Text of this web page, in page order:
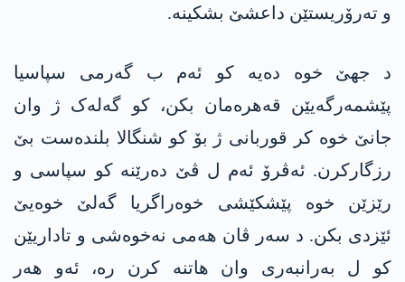
و ته‌رۆریستێن داعشێ بشکینە.
د جهێ خوە دەیە کو ئەم ب گەرمی سپاسیا
پێشمەرگەیێن قەهرەمان بکن، کو گەلەک ژ وان
جانێ خوە کر قوربانی ژ بۆ کو شنگالا بلندەست بێ
رزگارکرن. ئەڤرۆ ئەم ل ڤێ دەرێنە کو سپاسی و
رێزێن خوە پێشکێشی خوەراگریا گەلێ خوەیێ
ئێزدی بکن. د سەر ڤان هەمی نەخوەشی و تاداریێن
کو ل بەرانبەری وان هاتنە کرن رە، ئەو هەر